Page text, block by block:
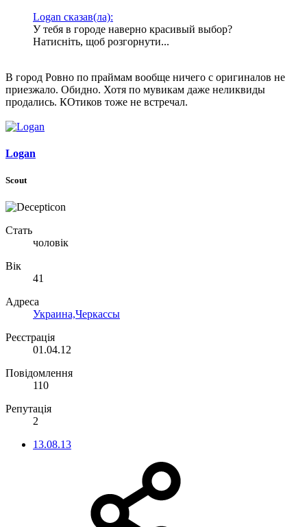
Logan сказав(ла):
У тебя в городе наверно красивый выбор?
Натисніть, щоб розгорнути...
В город Ровно по праймам вообще ничего с оригиналов не
приезжало. Обидно. Хотя по мувикам даже неликвиды
продались. КОтиков тоже не встречал.
Logan
Scout
Стать
чоловік
Вік
41
Адреса
Украина,Черкассы
Реєстрація
01.04.12
Повідомлення
110
Репутація
2
13.08.13